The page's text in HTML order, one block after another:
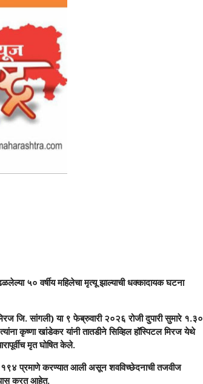
५० वर्षीय महिलेचा मृत्यू झाल्याची धक्कादायक घटना
जि. सांगली) या ९ फेब्रुवारी २०२६ रोजी दुपारी सुमारे १.३०
कृष्णा खांडेकर यांनी तातडीने सिव्हिल हॉस्पिटल मिरज येथे
मृत घोषित केले.
प्रमाणे करण्यात आली असून शवविच्छेदनाची तजवीज
करत आहेत.